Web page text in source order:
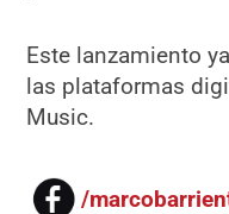
Este lanzamiento
las plataformas
Music.
/